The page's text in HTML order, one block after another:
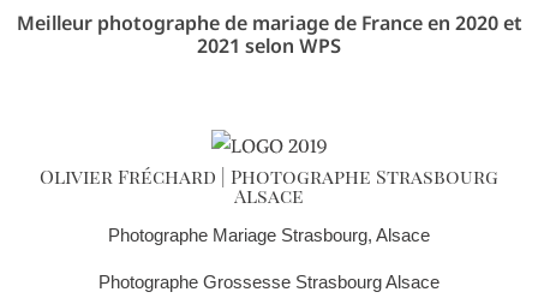
Meilleur photographe de mariage de France en 2020 et
2021 selon WPS
Olivier Fréchard | Photographe Strasbourg
Alsace
Photographe Mariage Strasbourg, Alsace
Photographe Grossesse Strasbourg Alsace